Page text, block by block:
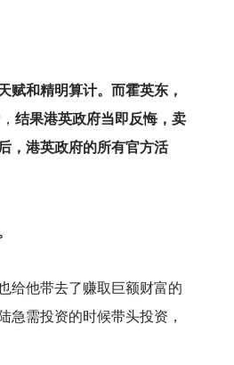
赋和精明算计。而霍英东，
结果港英政府当即反悔，卖
，港英政府的所有官方活
给他带去了赚取巨额财富的
急需投资的时候带头投资，